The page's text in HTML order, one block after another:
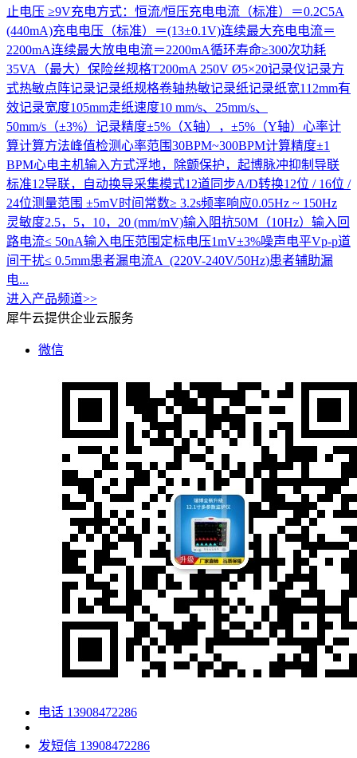
止电压 ≥9V充电方式：恒流/恒压充电电流（标准）＝0.2C5A
(440mA)充电电压（标准）＝(13±0.1V)连续最大充电电流＝
2200mA连续最大放电电流＝2200mA循环寿命≥300次功耗
35VA（最大）保险丝规格T200mA 250V Ø5×20记录仪记录方
式热敏点阵记录记录纸规格卷轴热敏记录纸记录纸宽112mm有
效记录宽度105mm走纸速度10 mm/s、25mm/s、
50mm/s（±3%）记录精度±5%（X轴），±5%（Y轴）心率计
算计算方法峰值检测心率范围30BPM~300BPM计算精度±1
BPM心电主机输入方式浮地，除颤保护，起博脉冲抑制导联
标准12导联，自动换导采集模式12道同步A/D转换12位 / 16位 /
24位测量范围 ±5mV时间常数≥ 3.2s频率响应0.05Hz ~ 150Hz
灵敏度2.5，5，10，20 (mm/mV)输入阻抗50M（10Hz）输入回
路电流≤ 50nA输入电压范围定标电压1mV±3%噪声电平Vp-p道
间干扰≤ 0.5mm患者漏电流A (220V-240V/50Hz)患者辅助漏
电...
进入产品频道>>
犀牛云提供企业云服务
微信
电话 13908472286
发短信 13908472286